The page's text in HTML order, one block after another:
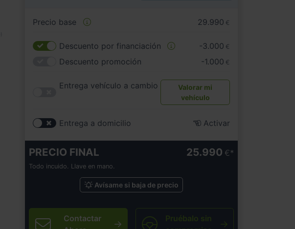
Precio base 29.990 €
Descuento por financiación -3.000 €
Descuento promoción -1.000 €
Entrega vehículo a cambio
Valorar mi
vehículo
Entrega a domicilio Activar
PRECIO FINAL 25.990 €
Todo incuido. Llave en mano.
Avísame si baja de precio
Contactar
Pruébalo sin